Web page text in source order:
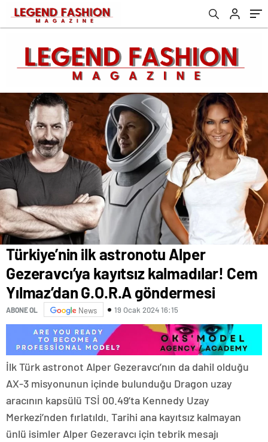
göndermesi
Türkiye’nin ilk astronotu Alper
Gezeravcı’ya kayıtsız kalmadılar! Cem
Yılmaz’dan G.O.R.A göndermesi
ABONE OL News 19 Ocak 2024 16:15
İlk Türk astronot Alper Gezeravcı’nın da dahil olduğu
AX-3 misyonunun içinde bulunduğu Dragon uzay
aracının kapsülü TSİ 00.49’ta Kennedy Uzay
Merkezi’nden fırlatıldı. Tarihi ana kayıtsız kalmayan
ünlü isimler Alper Gezeravcı için tebrik mesajı